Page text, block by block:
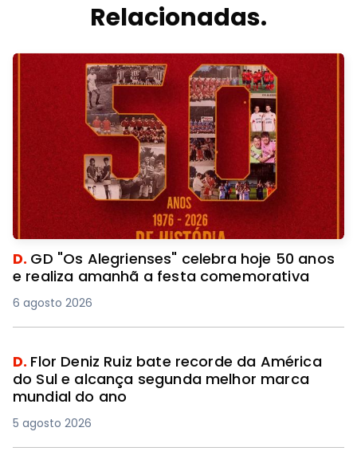
Relacionadas.
D. GD "Os Alegrienses" celebra hoje 50 anos
e realiza amanhã a festa comemorativa
6 agosto 2026
D. Flor Deniz Ruiz bate recorde da América
do Sul e alcança segunda melhor marca
mundial do ano
5 agosto 2026